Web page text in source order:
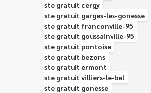
Épaviste gratuit cergy
Épaviste gratuit garges-les-gonesse
Épaviste gratuit franconville-95
Épaviste gratuit goussainville-95
Épaviste gratuit pontoise
Épaviste gratuit bezons
Épaviste gratuit ermont
Épaviste gratuit villiers-le-bel
Épaviste gratuit gonesse